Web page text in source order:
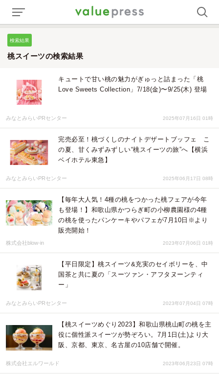
検索結果
桃スイーツの検索結果
キュートで甘い桃の魅力がぎゅっと詰まった「桃
Love Sweets Collection」7/18(金)〜9/25(木) 登場
みなとみらいPRセンター 2025年07月16日 01時
完売必至！桃づくしのナイトデザートブッフェ こ
の夏、甘くみずみずしい“桃スイーツの旅”へ【横浜
ベイホテル東急】
みなとみらいPRセンター 2025年06月17日 08時
【毎年大人気！4種の桃をつかった桃フェアが今年
も登場！】和歌山県かつらぎ町の小柳農園様の4種
の桃を使ったパンケーキやパフェが7月10日※より
販売開始！
株式会社blow-in 2023年07月06日 01時
【平日限定】桃スイーツ&充実のセイボリーを、中
国茶と共に夏の「スーツァン・アフタヌーンティ
ー」
みなとみらいPRセンター 2023年07月04日 07時
【桃スイーツめぐり2023】和歌山県桃山町の桃を主
役に個性派スイーツが勢ぞろい。7月1日(土)より大
阪、京都、東京、名古屋の10店舗で開催。
株式会社エルワールド 2023年06月23日 07時